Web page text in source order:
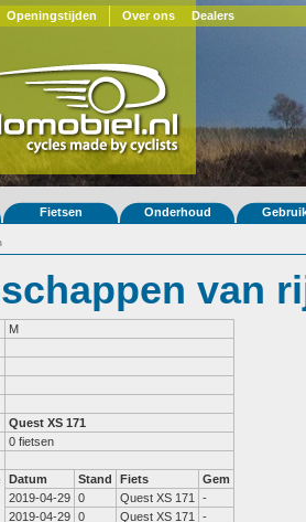
Openingstijden Over ons Dealers
Fietsen Onderhoud
van
M
Quest XS 171
0 fietsen
Datum Stand Fiets
Gem
2019-04-29 0 Quest XS 171
-
2019-04-29 0 Quest XS 171
-